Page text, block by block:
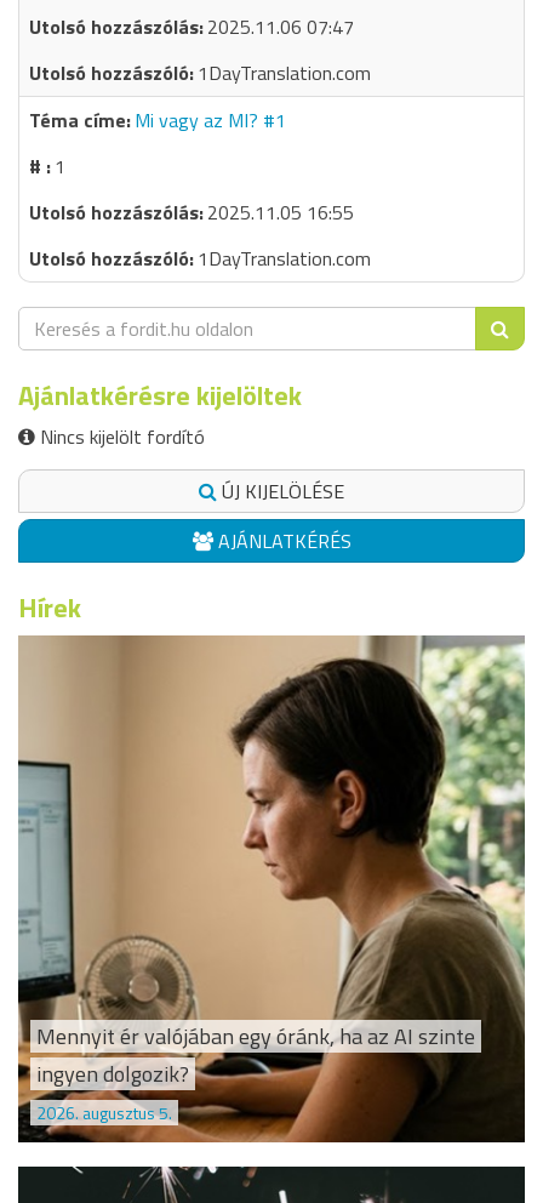
2025.11.06 07:47
1DayTranslation.com
Mi vagy az MI? #1
1
2025.11.05 16:55
1DayTranslation.com
Ajánlatkérésre kijelöltek
Nincs kijelölt fordító
ÚJ KIJELÖLÉSE
AJÁNLATKÉRÉS
Hírek
Mennyit ér valójában egy óránk, ha az AI szinte
ingyen dolgozik?
2026. augusztus 5.